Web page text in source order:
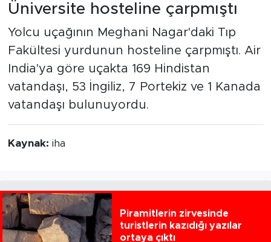
Üniversite hosteline çarpmıştı
Yolcu uçağının Meghani Nagar'daki Tıp
Fakültesi yurdunun hosteline çarpmıştı. Air
India'ya göre uçakta 169 Hindistan
vatandaşı, 53 İngiliz, 7 Portekiz ve 1 Kanada
vatandaşı bulunuyordu.
Kaynak: iha
Piramitlerin zirvesinde
turistlerin kazıdığı yazılar
ortaya çıktı